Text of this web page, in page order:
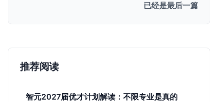
已经是最后一篇
推荐阅读
智元2027届优才计划解读：不限专业是真的